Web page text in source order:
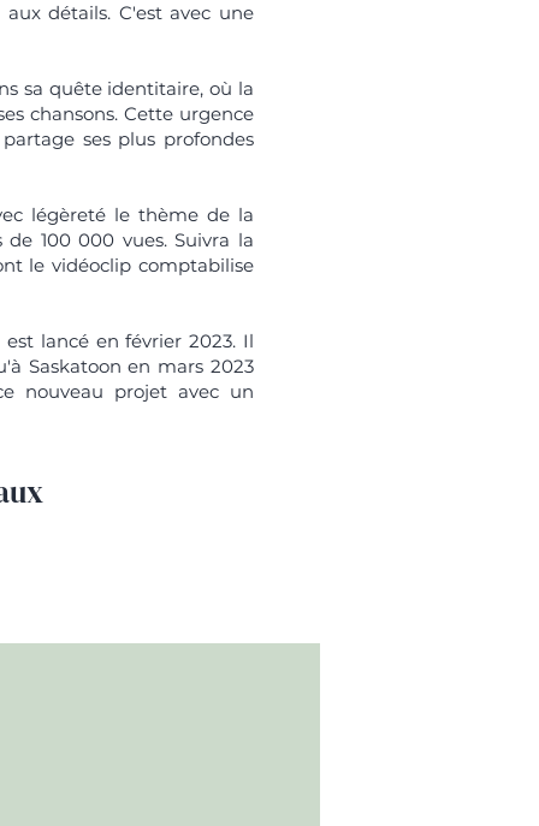
détails. C'est avec une
sa quête identitaire, où la
chansons. Cette urgence
ses plus profondes
légèreté le thème de la
100 000 vues. Suivra la
le vidéoclip comptabilise
est lancé en février 2023. Il
Saskatoon en mars 2023
nouveau projet avec un